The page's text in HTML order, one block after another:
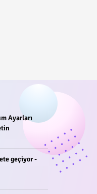
Ayarları
geçiyor -